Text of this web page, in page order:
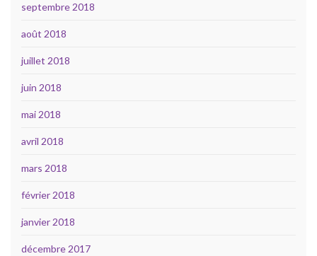
septembre 2018
août 2018
juillet 2018
juin 2018
mai 2018
avril 2018
mars 2018
février 2018
janvier 2018
décembre 2017